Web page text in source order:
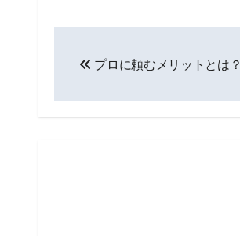
ナ
プロに頼むメリットとは？